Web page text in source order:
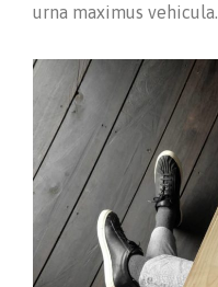
urna maximus vehicula.